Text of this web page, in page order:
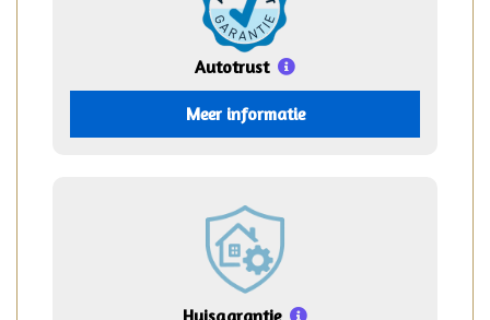
Autotrust
Meer informatie
Huisgarantie